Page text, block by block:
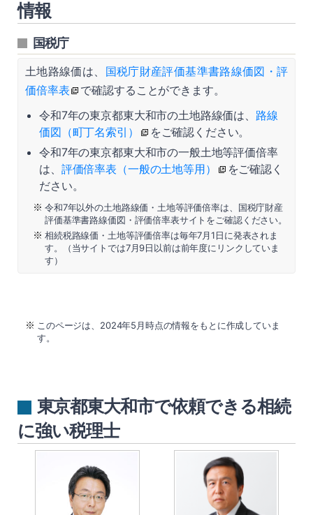
情報
国税庁
土地路線価は、 国税庁財産評価基準書路線価図・評
価倍率表
で確認することができます。
令和7年の東京都東大和市の土地路線価は、 路線
価図（町丁名索引）
をご確認ください。
令和7年の東京都東大和市の一般土地等評価倍率
は、 評価倍率表（一般の土地等用）
をご確認く
ださい。
令和7年以外の土地路線価・土地等評価倍率は、国税庁財産
評価基準書路線価図・評価倍率表サイトをご確認ください。
相続税路線価・土地等評価倍率は毎年7月1日に発表されま
す。（当サイトでは7月9日以前は前年度にリンクしていま
す）
このページは、2024年5月時点の情報をもとに作成していま
す。
東京都東大和市で依頼できる相続
に強い税理士